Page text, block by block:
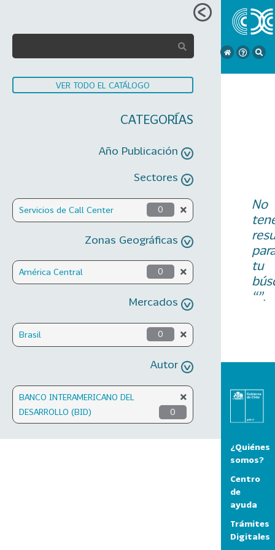
VER TODO EL CATÁLOGO
CATEGORÍAS
Año Publicación
Sectores
Servicios de Call Center 0
Zonas Geográficas
América Central 0
Mercados
Brasil 0
Autor
BANCO INTERAMERICANO DEL
DESARROLLO (BID)
0
No
tu
“”.
¿Quiénes
somos?
Centro
de
ayuda
Trámites
Digitales